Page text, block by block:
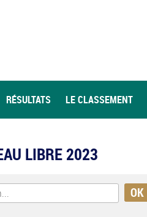
RÉSULTATS LE CLASSEMENT
LIBRE 2023